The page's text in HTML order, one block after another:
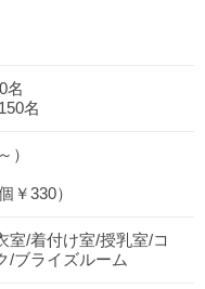
名
名
）
￥330）
室/着付け室/授乳室/コ
/ブライズルーム